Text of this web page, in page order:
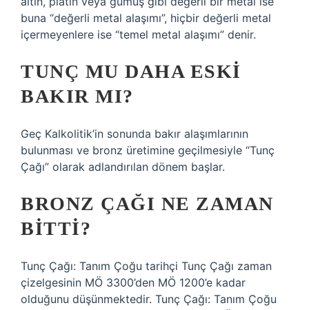
buna “değerli metal alaşımı”, hiçbir değerli metal
içermeyenlere ise “temel metal alaşımı” denir.
TUNÇ MU DAHA ESKI
BAKIR MI?
Geç Kalkolitik’in sonunda bakır alaşımlarının
bulunması ve bronz üretimine geçilmesiyle “Tunç
Çağı” olarak adlandırılan dönem başlar.
BRONZ ÇAĞI NE ZAMAN
BITTI?
Tunç Çağı: Tanım Çoğu tarihçi Tunç Çağı zaman
çizelgesinin MÖ 3300’den MÖ 1200’e kadar
olduğunu düşünmektedir. Tunç Çağı: Tanım Çoğu